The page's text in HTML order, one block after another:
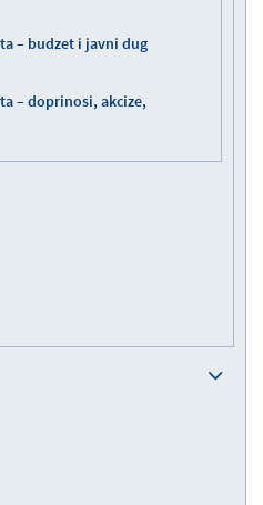
– budzet i javni dug
– doprinosi, akcize,